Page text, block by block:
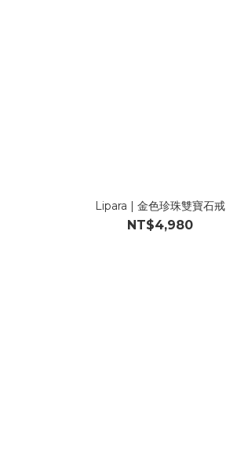
Lipara | 金色珍珠雙寶石戒
NT$4,980